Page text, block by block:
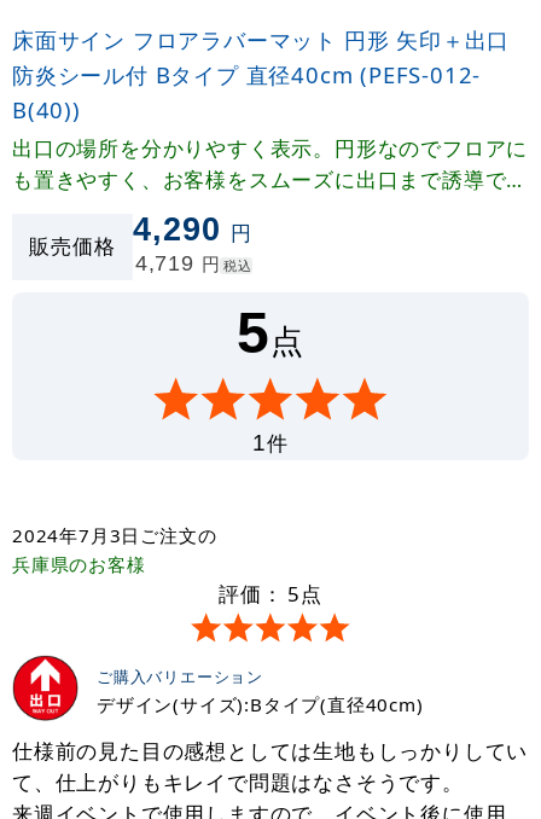
床面サイン フロアラバーマット 円形 矢印＋出口
防炎シール付 Bタイプ 直径40cm (PEFS-012-
B(40))
出口の場所を分かりやすく表示。円形なのでフロアに
も置きやすく、お客様をスムーズに出口まで誘導でき
販売価格
4,290 円
4,719 円 税込
5点
1件
2024年7月3日 ご注文の
兵庫県のお客様
評価： 5点
ご購入バリエーション
デザイン(サイズ):Bタイプ(直径40cm)
仕様前の見た目の感想としては生地もしっかりしてい
て、仕上がりもキレイで問題はなさそうです。